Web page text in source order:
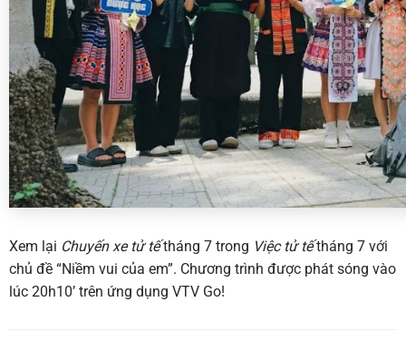
Xem lại Chuyến xe tử tếtháng 7 trong Việc tử tếtháng 7 với
chủ đề “Niềm vui của em”. Chương trình được phát sóng vào
lúc 20h10’ trên ứng dụng VTV Go!